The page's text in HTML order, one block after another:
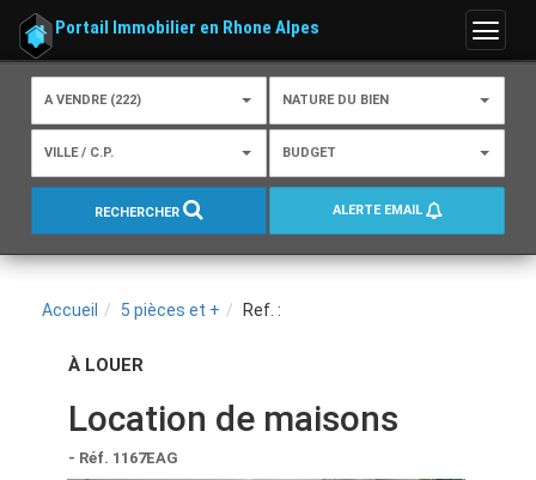
Menu
Portail Immobilier en Rhone Alpes
A VENDRE (222) NATURE DU BIEN
VILLE / C.P. BUDGET
RECHERCHER ALERTE EMAIL
Accueil 5 pièces et + Ref. :
À LOUER
Location de maisons
- Réf. 1167EAG